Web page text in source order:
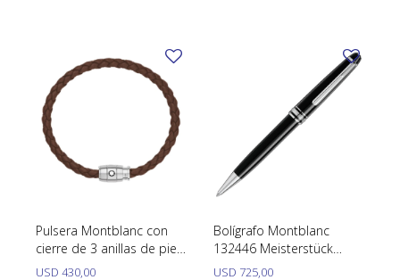
Pulsera Montblanc con
cierre de 3 anillas de piel
soft Referencia 136001.
USD 430,00
Bolígrafo Montblanc
132446 Meisterstück
Classique
USD 725,00